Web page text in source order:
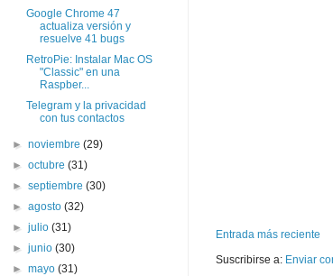
Entrada más reciente
Suscribirse a: Enviar
Google Chrome 47
actualiza versión y
resuelve 41 bugs
RetroPie: Instalar Mac OS
"Classic" en una
Raspber...
Telegram y la privacidad
con tus contactos
►noviembre(29)
►octubre(31)
►septiembre(30)
►agosto(32)
►julio(31)
►junio(30)
►mayo(31)